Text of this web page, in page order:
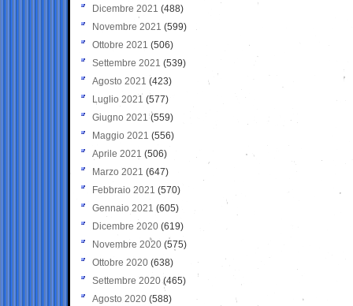
Dicembre 2021 (488)
Novembre 2021 (599)
Ottobre 2021 (506)
Settembre 2021 (539)
Agosto 2021 (423)
Luglio 2021 (577)
Giugno 2021(559)
Maggio 2021 (556)
Aprile 2021 (506)
Marzo 2021 (647)
Febbraio 2021 (570)
Gennaio 2021 (605)
Dicembre 2020 (619)
Novembre 2020 (575)
Ottobre 2020 (638)
Settembre 2020(465)
Agosto 2020 (588)